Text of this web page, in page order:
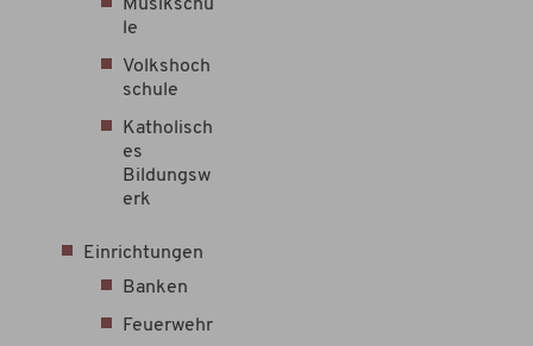
Musikschu
le
Volkshoch
schule
Katholisch
es
Bildungsw
erk
Einrichtungen
Banken
Feuerwehr